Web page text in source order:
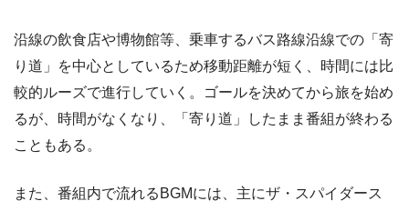
沿線の飲食店や博物館等、乗車するバス路線沿線での「寄
り道」を中心としているため移動距離が短く、時間には比
較的ルーズで進行していく。ゴールを決めてから旅を始め
るが、時間がなくなり、「寄り道」したまま番組が終わる
こともある。
また、番組内で流れるBGMには、主にザ・スパイダース